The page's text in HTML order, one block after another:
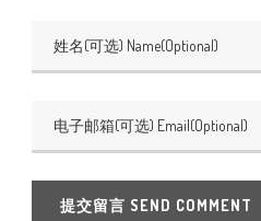
提交留言 SEND COMMENT